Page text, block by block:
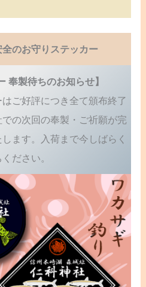
のお守りステッカー
奉製待ちのお知らせ】
ご好評につき全て頒布終了
の次回の奉製・ご祈願が完
ます。入荷まで今しばらく
ださい。